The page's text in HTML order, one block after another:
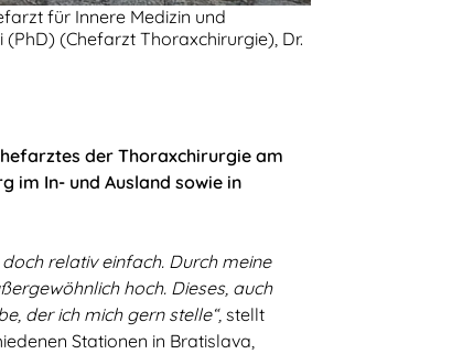
für Innere Medizin und
(Chefarzt Thoraxchirurgie), Dr.
der Thoraxchirurgie am
im In- und Ausland sowie in
relativ einfach. Durch meine
hoch. Dieses, auch
der ich mich gern stelle“, stellt
Stationen in Bratislava,